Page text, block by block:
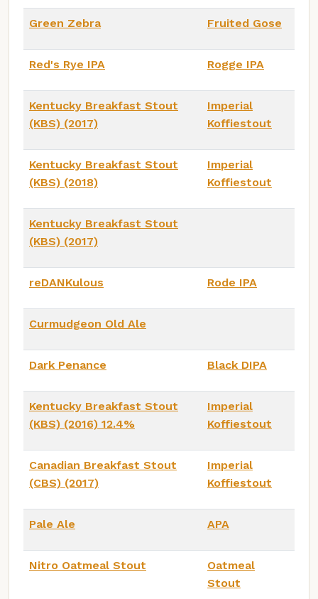
Green Zebra Fruited Gose
Red's Rye IPA Rogge IPA
Kentucky Breakfast Stout
(KBS) (2017)
Imperial
Koffiestout
Kentucky Breakfast Stout
(KBS) (2018)
Imperial
Koffiestout
Kentucky Breakfast Stout
(KBS) (2017)
reDANKulous Rode IPA
Curmudgeon Old Ale
Dark Penance Black DIPA
Kentucky Breakfast Stout
(KBS) (2016) 12.4%
Imperial
Koffiestout
Canadian Breakfast Stout
(CBS) (2017)
Imperial
Koffiestout
Pale Ale APA
Nitro Oatmeal Stout
Oatmeal
Stout